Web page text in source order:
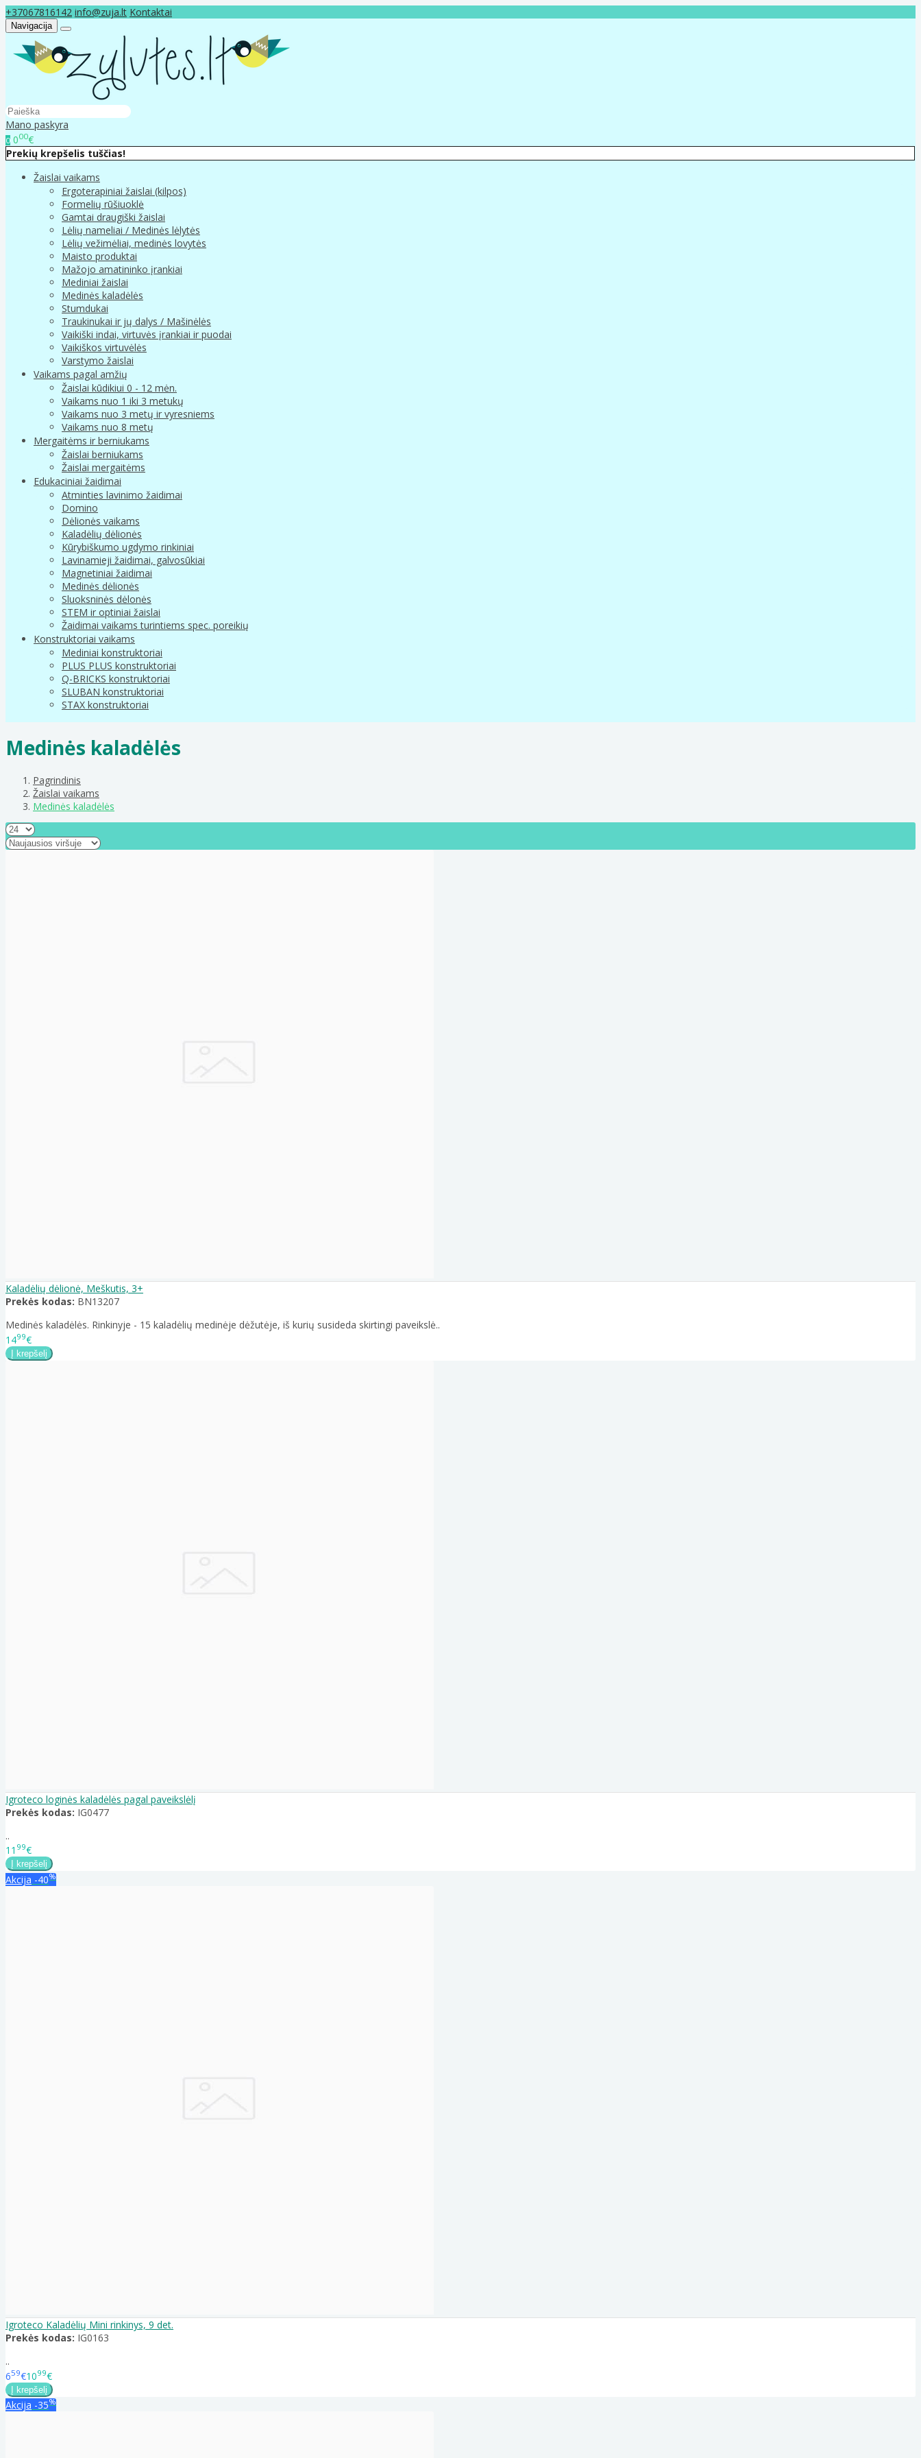
+37067816142 info@zuja.lt Kontaktai
Navigacija
Mano paskyra
0 000€
Prekių krepšelis tuščias!
Žaislai vaikams
Ergoterapiniai žaislai (kilpos)
Formelių rūšiuoklė
Gamtai draugiški žaislai
Lėlių nameliai / Medinės lėlytės
Lėlių vežimėliai, medinės lovytės
Maisto produktai
Mažojo amatininko įrankiai
Mediniai žaislai
Medinės kaladėlės
Stumdukai
Traukinukai ir jų dalys / Mašinėlės
Vaikiški indai, virtuvės įrankiai ir puodai
Vaikiškos virtuvėlės
Varstymo žaislai
Vaikams pagal amžių
Žaislai kūdikiui 0 - 12 mėn.
Vaikams nuo 1 iki 3 metukų
Vaikams nuo 3 metų ir vyresniems
Vaikams nuo 8 metų
Mergaitėms ir berniukams
Žaislai berniukams
Žaislai mergaitėms
Edukaciniai žaidimai
Atminties lavinimo žaidimai
Domino
Dėlionės vaikams
Kaladėlių dėlionės
Kūrybiškumo ugdymo rinkiniai
Lavinamieji žaidimai, galvosūkiai
Magnetiniai žaidimai
Medinės dėlionės
Sluoksninės dėlonės
STEM ir optiniai žaislai
Žaidimai vaikams turintiems spec. poreikių
Konstruktoriai vaikams
Mediniai konstruktoriai
PLUS PLUS konstruktoriai
Q-BRICKS konstruktoriai
SLUBAN konstruktoriai
STAX konstruktoriai
Medinės kaladėlės
Pagrindinis
Žaislai vaikams
Medinės kaladėlės
Kaladėlių dėlionė, Meškutis, 3+
Prekės kodas: BN13207
Medinės kaladėlės. Rinkinyje - 15 kaladėlių medinėje dėžutėje, iš kurių susideda skirtingi paveikslė..
1499€
Igroteco loginės kaladėlės pagal paveikslėlį
Prekės kodas: IG0477
..
11 99€
Akcija -40%
Igroteco Kaladėlių Mini rinkinys, 9 det.
Prekės kodas: IG0163
..
659€1099€
Akcija -35%